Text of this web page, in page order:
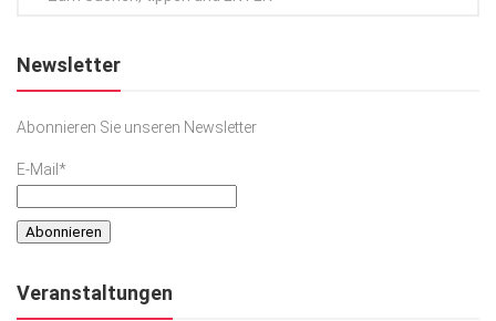
SACHSEN IN PARIS
Newsletter
Abonnieren Sie unseren Newsletter
E-Mail*
Veranstaltungen